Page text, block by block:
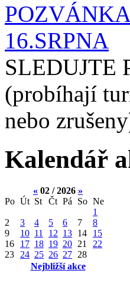
16.SRPNA
SLEDUJTE
(probíhají
nebo
Kalendář
« 02 / 2026 »
Po Út St Čt Pá So Ne
1
2
3 4 5 6 7
8
9
10 11 12 13 14
15
16
17 18 19 20 21
22
23
24 25 26 27 28
Nejbližší akce